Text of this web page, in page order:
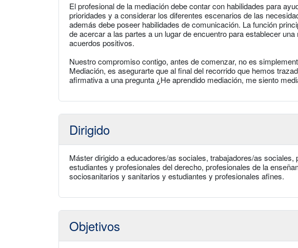
El profesional de la mediación debe contar con habilidades para
prioridades y a considerar los diferentes escenarios de las
además debe poseer habilidades de comunicación. La función
de acercar a las partes a un lugar de encuentro para establecer
acuerdos positivos.
Nuestro compromiso contigo, antes de comenzar, no es
Mediación, es asegurarte que al final del recorrido que hemos
afirmativa a una pregunta ¿He aprendido mediación, me siento
Dirigido
Máster dirigido a educadores/as sociales, trabajadores/as sociales,
estudiantes y profesionales del derecho, profesionales de la
sociosanitarios y sanitarios y estudiantes y profesionales afines.
Objetivos